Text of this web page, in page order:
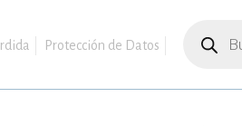
Protección de Datos
productos